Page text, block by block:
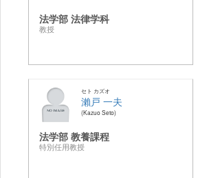
法学部 法律学科
教授
セト カズオ
瀨戸 一夫
Kazuo Seto
法学部 教養課程
特別任用教授